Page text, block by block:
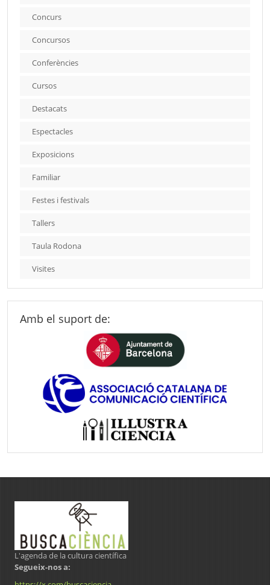
Concurs
Concursos
Conferències
Cursos
Destacats
Espectacles
Exposicions
Familiar
Festes i festivals
Tallers
Taula Rodona
Visites
Amb el suport de:
L'agenda de la cultura científica
Segueix-nos a: